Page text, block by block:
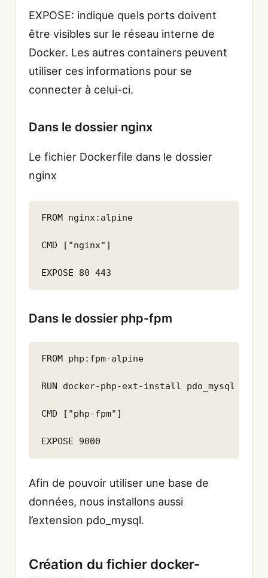
EXPOSE: indique quels ports doivent
être visibles sur le réseau interne de
Docker. Les autres containers peuvent
utiliser ces informations pour se
connecter à celui-ci.
Dans le dossier nginx
Le fichier Dockerfile dans le dossier
nginx
FROM nginx:alpine
CMD ["nginx"]
EXPOSE 80 443
Dans le dossier php-fpm
FROM php:fpm-alpine
RUN docker-php-ext-install pdo_mysql
CMD ["php-fpm"]
EXPOSE 9000
Afin de pouvoir utiliser une base de
données, nous installons aussi
l’extension pdo_mysql.
Création du fichier docker-